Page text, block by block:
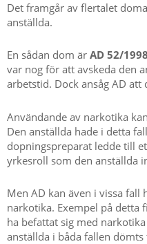
Det framgår av flertalet
anställda.
En sådan dom är AD 52/1998
var nog för att avskeda den
arbetstid. Dock ansåg AD
Användande av narkotika
Den anställda hade i detta
dopningspreparat ledde till
yrkesroll som den anställda
Men AD kan även i vissa
narkotika. Exempel på detta
ha befattat sig med
anställda i båda fallen